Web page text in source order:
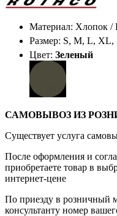
Материал: Хлопок /
Размер: S, M, L,
Цвет: Зеленый
САМОВЫВОЗ ИЗ
Существует услуга
После оформления и
приобретаете товар в
интернет-цене
По приезду в розничный
консультанту номер